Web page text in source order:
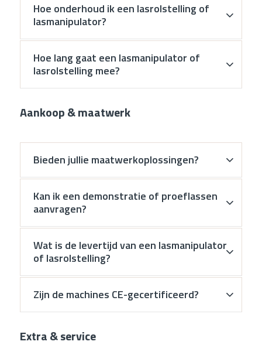
Hoe onderhoud ik een lasrolstelling of
lasmanipulator?
Hoe lang gaat een lasmanipulator of
lasrolstelling mee?
Aankoop & maatwerk
Bieden jullie maatwerkoplossingen?
Kan ik een demonstratie of proeflassen
aanvragen?
Wat is de levertijd van een lasmanipulator
of lasrolstelling?
Zijn de machines CE-gecertificeerd?
Extra & service